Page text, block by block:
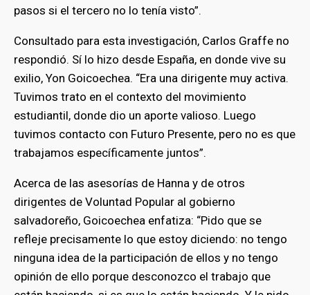
pasos si el tercero no lo tenía visto”.
Consultado para esta investigación, Carlos Graffe no
respondió. Sí lo hizo desde España, en donde vive su
exilio, Yon Goicoechea. “Era una dirigente muy activa.
Tuvimos trato en el contexto del movimiento
estudiantil, donde dio un aporte valioso. Luego
tuvimos contacto con Futuro Presente, pero no es que
trabajamos específicamente juntos”.
Acerca de las asesorías de Hanna y de otros
dirigentes de Voluntad Popular al gobierno
salvadoreño, Goicoechea enfatiza: “Pido que se
refleje precisamente lo que estoy diciendo: no tengo
ninguna idea de la participación de ellos y no tengo
opinión de ello porque desconozco el trabajo que